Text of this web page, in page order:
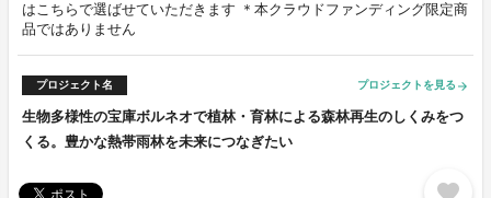
はこちらで選ばせていただきます ＊本クラウドファンディング限定商
品ではありません
プロジェクト名 プロジェクトを見る arrow_forward
生物多様性の宝庫ボルネオで植林・育林による森林再生のしくみをつ
くる。豊かな熱帯雨林を未来につなぎたい
favorite